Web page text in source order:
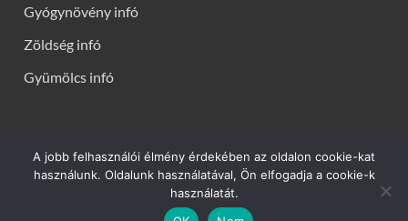
Gyógynövény infó
Zöldség infó
Gyümölcs infó
Kerti virágok - Virág infók: Virág, virágok, évelők, örökzöldek,
talajtakarók, balkon növények, szobanövények termesztése,
gondozása, ültetése, szaporítása
A jobb felhasználói élmény érdekében az oldalon cookie-kat
használunk. Oldalunk használatával, Ön elfogadja a cookie-k
használatát.